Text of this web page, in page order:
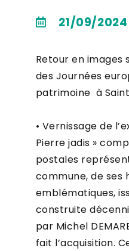
21/09/2024
Retour en images
des Journées
patrimoine à
• Vernissage de
Pierre jadis »
postales
commune, de ses
emblématiques,
construite
par Michel
fait l’acquisition.